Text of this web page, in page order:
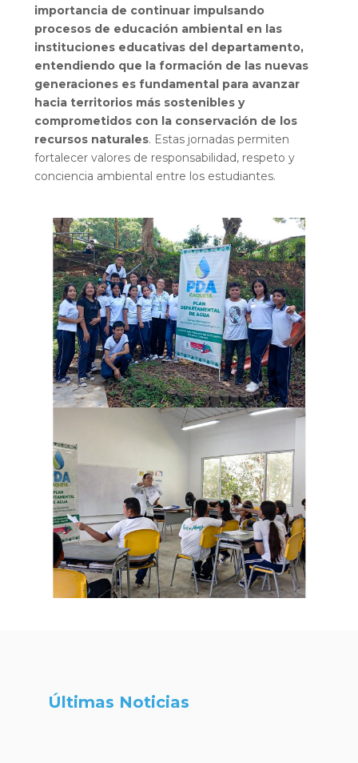
importancia de continuar impulsando
procesos de educación ambiental en las
instituciones educativas del departamento,
entendiendo que la formación de las nuevas
generaciones es fundamental para avanzar
hacia territorios más sostenibles y
comprometidos con la conservación de los
recursos naturales. Estas jornadas permiten
fortalecer valores de responsabilidad, respeto y
conciencia ambiental entre los estudiantes.
Últimas Noticias